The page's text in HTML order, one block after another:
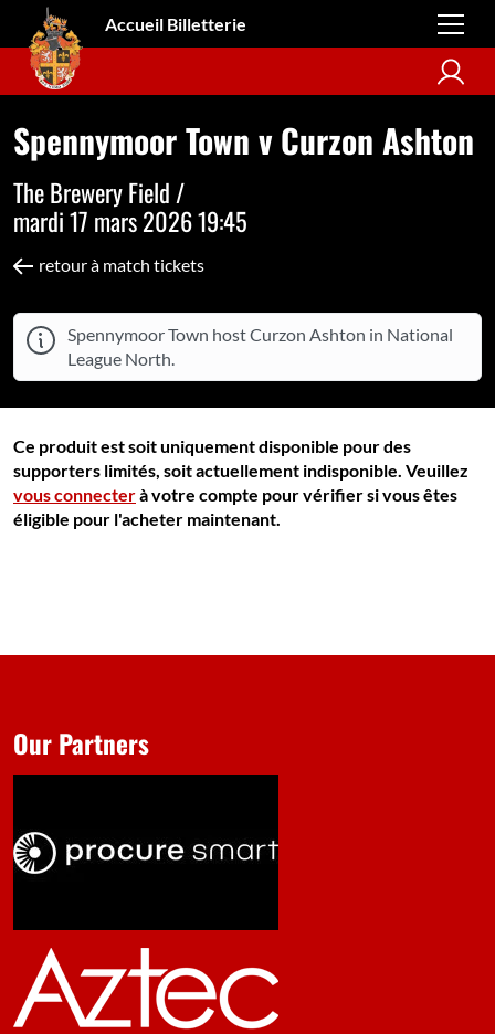
Accueil Billetterie
Spennymoor Town v Curzon Ashton
The Brewery Field /
mardi 17 mars 2026 19:45
retour à match tickets
Spennymoor Town host Curzon Ashton in National
League North.
Ce produit est soit uniquement disponible pour des
supporters limités, soit actuellement indisponible. Veuillez
vous connecterà votre compte pour vérifier si vous êtes
éligible pour l'acheter maintenant.
Our Partners